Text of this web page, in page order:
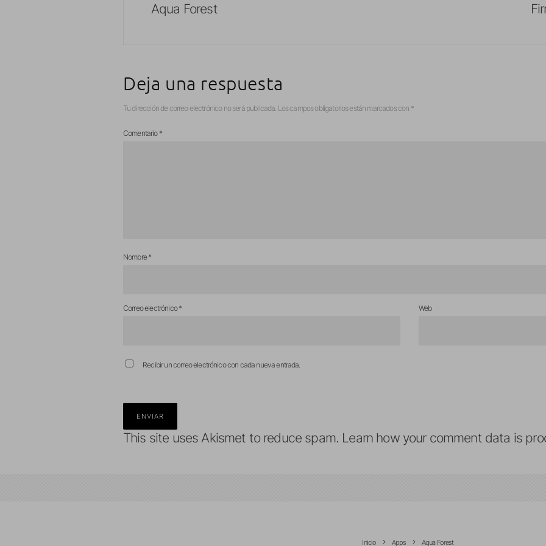
Aqua Forest
Deja una respuesta
Tu dirección de correo electrónico no será publicada. Los campos obligatorios están marcados con *
Comentario *
Nombre*
Correo electrónico* Web
Recibir un correo electrónico con cada nueva entrada.
This site uses Akismet to reduce spam. Learn how your comment data is
Inicio Apps Aqua Forest